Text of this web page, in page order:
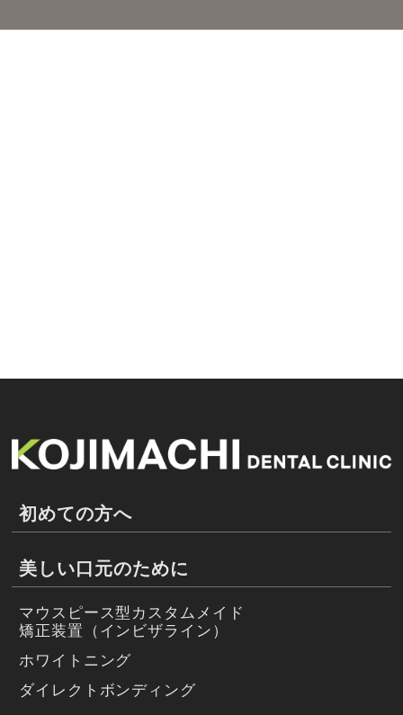
初めての方へ
美しい口元のために
マウスピース型カスタムメイド
矯正装置（インビザライン）
ホワイトニング
ダイレクトボンディング